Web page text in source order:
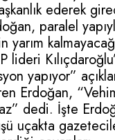
ederek
paralel
yarım
lideri
yapıyor”
Erdoğan,
dedi. İşte
uçakta